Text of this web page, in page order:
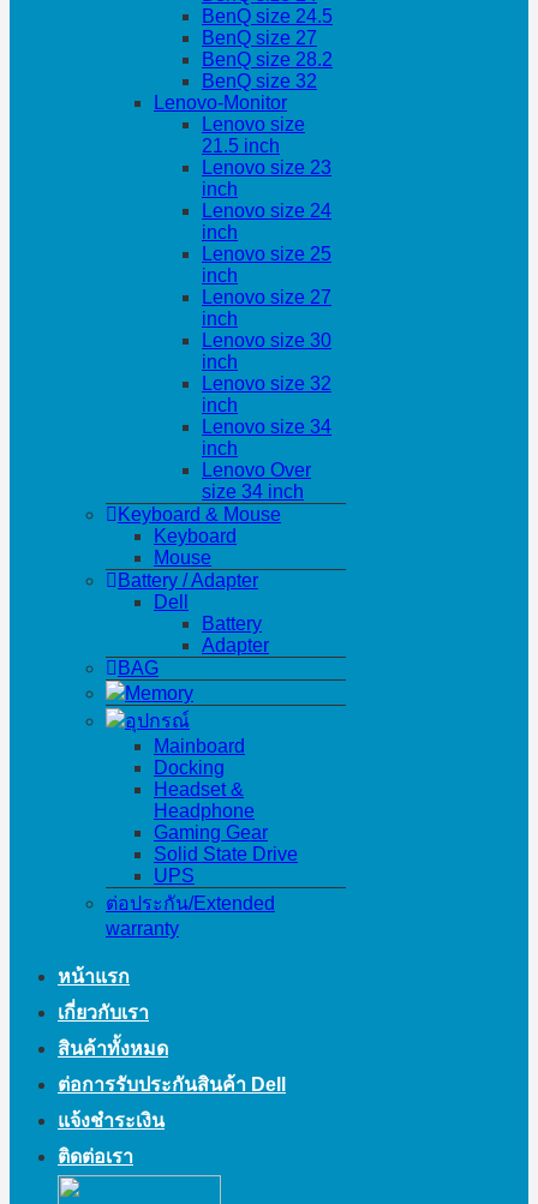
BenQ size 24.5
BenQ size 27
BenQ size 28.2
BenQ size 32
Lenovo-Monitor
Lenovo size
21.5 inch
Lenovo size 23
inch
Lenovo size 24
inch
Lenovo size 25
inch
Lenovo size 27
inch
Lenovo size 30
inch
Lenovo size 32
inch
Lenovo size 34
inch
Lenovo Over
size 34 inch
Keyboard & Mouse
Keyboard
Mouse
Battery / Adapter
Dell
Battery
Adapter
BAG
Memory
อุปกรณ์
Mainboard
Docking
Headset &
Headphone
Gaming Gear
Solid State Drive
UPS
ต่อประกัน/Extended
warranty
หน้าแรก
เกี่ยวกับเรา
สินค้าทั้งหมด
ต่อการรับประกันสินค้า Dell
แจ้งชำระเงิน
ติดต่อเรา